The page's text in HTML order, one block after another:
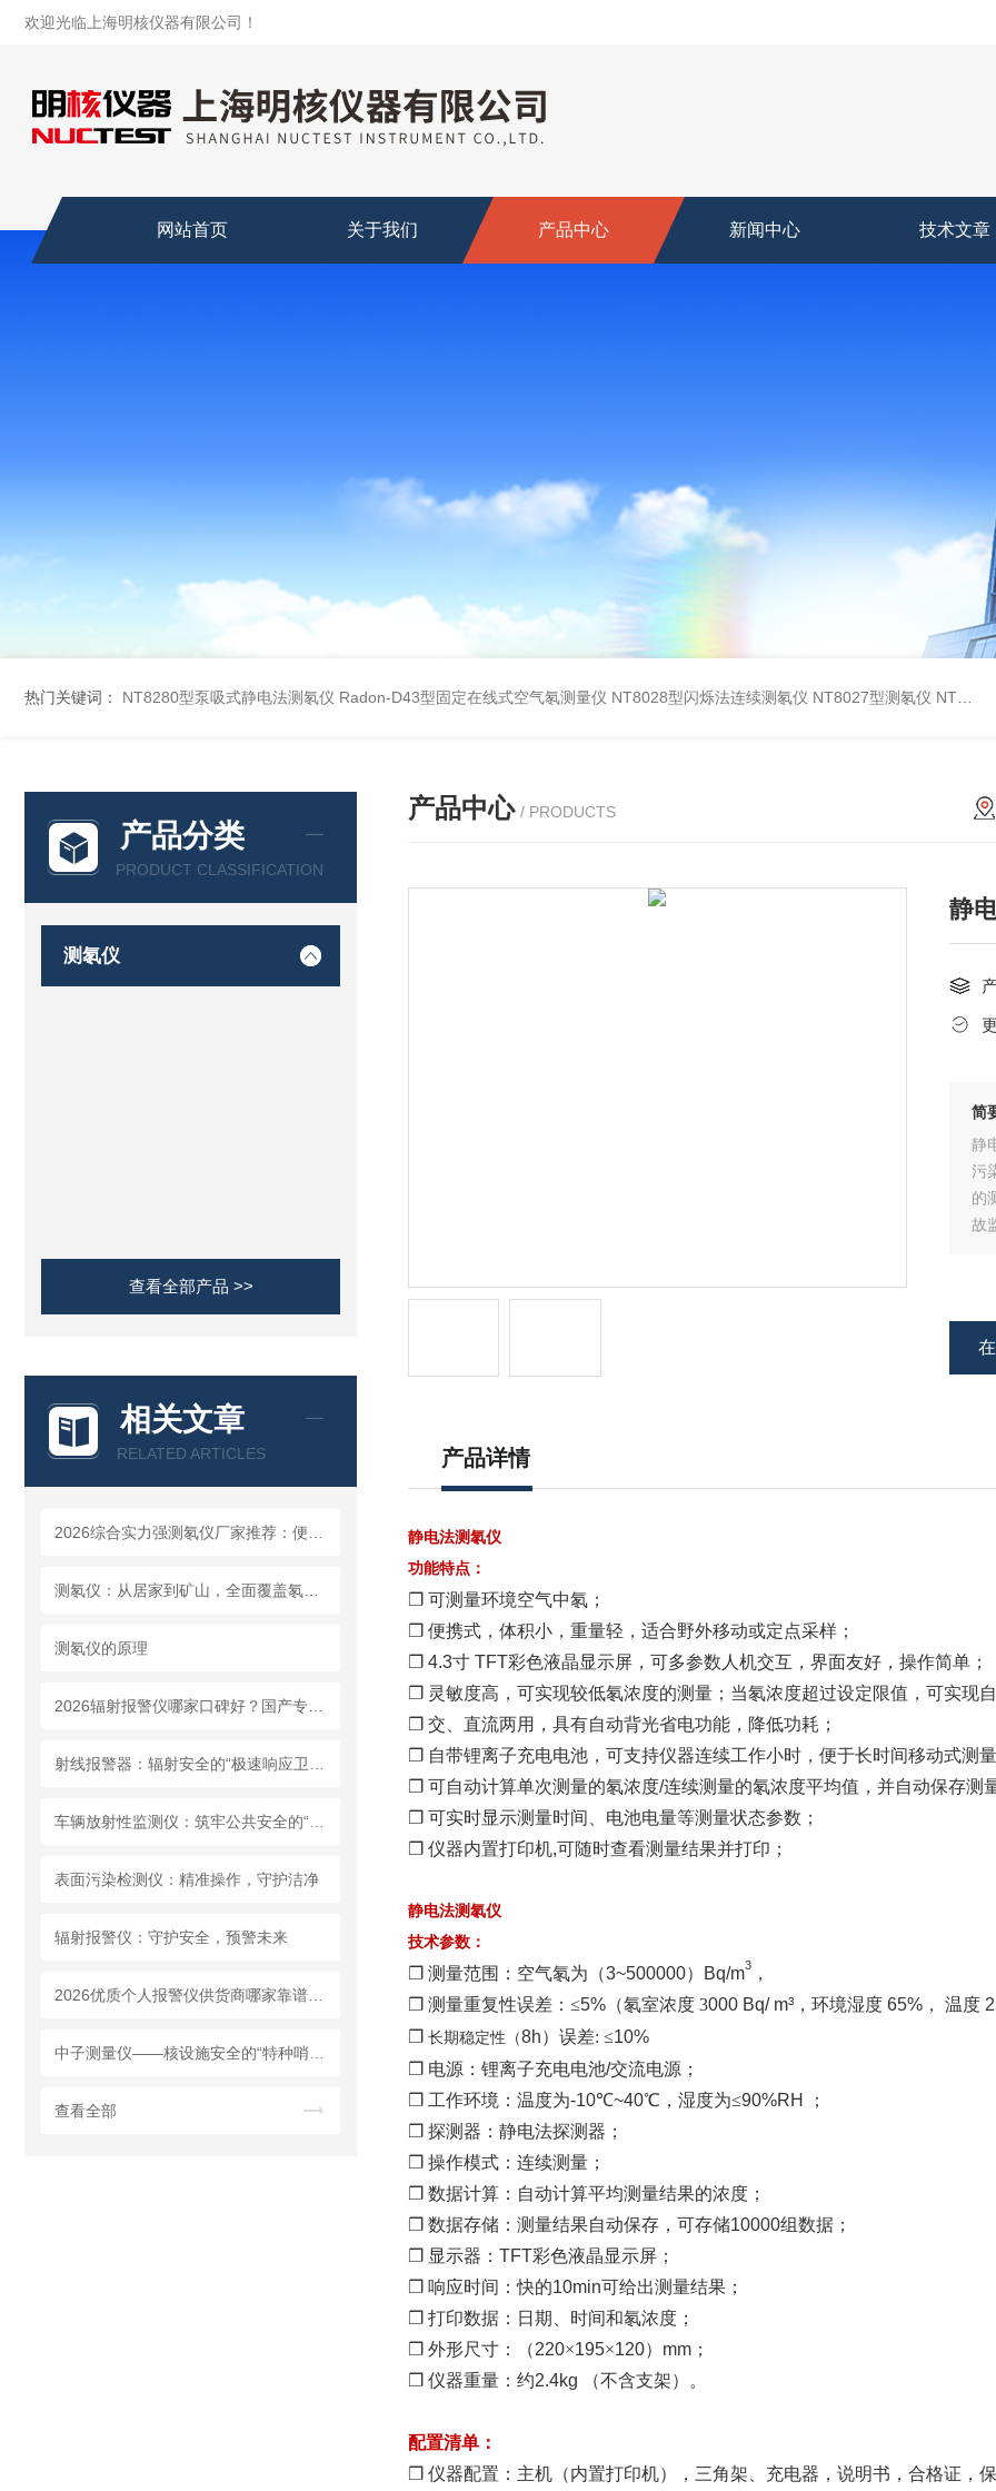
欢迎光临上海明核仪器有限公司！
网站首页 关于我们 产品中心 新闻中心 技术文章
热门关键词： NT8280型泵吸式静电法测氡仪 Radon-D43型固定在线式空气氡测量仪 NT8028型闪烁法连续测氡仪 NT8027型测氡仪 NT8260型测氡仪(泵吸闪烁室法）
产品分类
PRODUCT CLASSIFICATION
测氡仪
查看全部产品 >>
相关文章
RELATED ARTICLES
测氡仪的原理
表面污染检测仪：精准操作，守护洁净
辐射报警仪：守护安全，预警未来
查看全部
产品中心 / PRODUCTS
静
简
静
污
的
故
产品详情
静电法测氡仪
功能特点：
❐ 可测量环境空气中氡；
❐ 便携式，体积小，重量轻，适合野外移动或定点采样；
❐ 4.3寸 TFT彩色液晶显示屏，可多参数人机交互，界面友好，操作简单；
❐ 灵敏度高，可实现较低氡浓度的测量；当氡浓度超过设定限值，可实现自
❐ 交、直流两用，具有自动背光省电功能，降低功耗；
❐ 自带锂离子充电电池，可支持仪器连续工作小时，便于长时间移动式测量
❐ 可自动计算单次测量的氡浓度/连续测量的氡浓度平均值，并自动保存测
❐ 可实时显示测量时间、电池电量等测量状态参数；
❐ 仪器内置打印机,可随时查看测量结果并打印；
静电法测氡仪
技术参数：
❐ 测量范围：空气氡为（3~500000） Bq/m3，
❐ 测量重复性误差：≤5%（氡室浓度 3000 Bq/ m³，环境湿度 65%， 温度
❐ 长期稳定性（8h）误差: ≤10%
❐ 电源：锂离子充电电池/交流电源；
❐ 工作环境：温度为-10℃~40℃，湿度为≤90%RH
；
❐ 探测器： 静电法探测器；
❐ 操作模式：连续测量；
❐ 数据计算：自动计算平均测量结果的浓度；
❐ 数据存储：测量结果自动保存，可存储10000组数据；
❐ 显示器： TFT彩色液晶显示屏；
❐ 响应时间：快的10min可给出测量结果；
❐ 打印数据：日期、时间和氡浓度；
❐ 外形尺寸： （220×195×120） mm；
❐ 仪器重量：约2.4kg （不含支架）。
配置清单：
❐ 仪器配置：主机（内置打印机），三角架、充电器，说明书，合格证，保